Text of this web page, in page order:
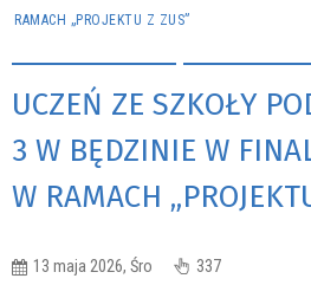
RAMACH „PROJEKTU Z ZUS”
UCZEŃ ZE SZKOŁY
3 W BĘDZINIE W
W RAMACH
13 maja 2026, Śro 337